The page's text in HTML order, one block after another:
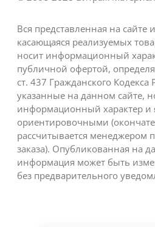
Вся представленная на сайте
касающаяся реализуемых
носит информационный
публичной офертой,
ст. 437 Гражданского
указанные на данном сайте,
информационный характер и
ориентировочными
рассчитывается менеджером
заказа). Опубликованная на
информация может быть
без предварительного